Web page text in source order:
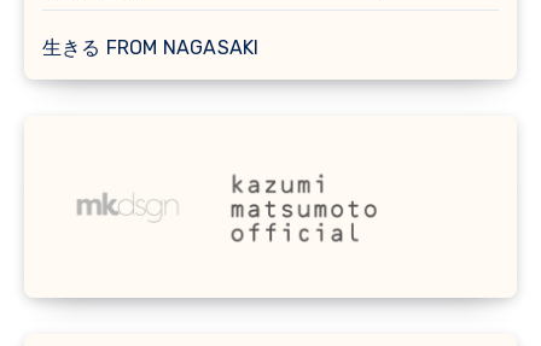
生きる FROM NAGASAKI